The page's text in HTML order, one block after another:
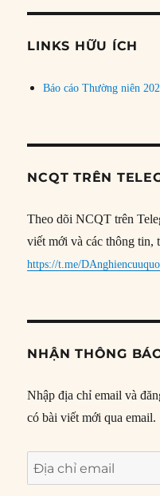
đề
LINKS HỮU ÍCH
Báo cáo Thường niên
NCQT TRÊN
Theo dõi NCQT trên
viết mới và các thông
https://t.me/
NHẬN THÔNG
Nhập địa chỉ email và
có bài viết mới qua email.
Địa
chỉ